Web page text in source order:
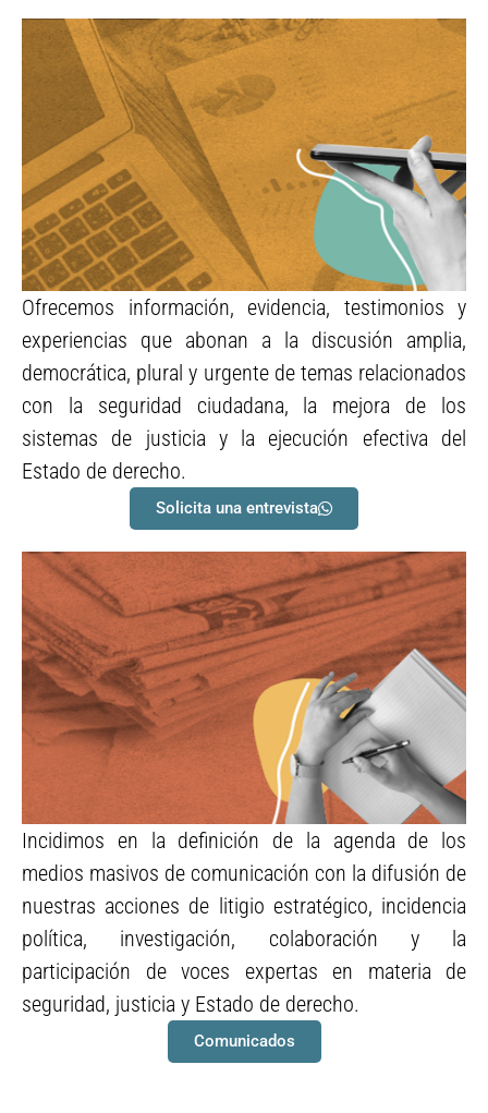
Detonamos diálogos
necesarios en la opinión
pública
Ofrecemos información, evidencia, testimonios y
experiencias que abonan a la discusión amplia,
democrática, plural y urgente de temas relacionados
con la seguridad ciudadana, la mejora de los
sistemas de justicia y la ejecución efectiva del
Estado de derecho.
Solicita una entrevista
Posicionamos temas en la
agenda mediática
Incidimos en la definición de la agenda de los
medios masivos de comunicación con la difusión de
nuestras acciones de litigio estratégico, incidencia
política, investigación, colaboración y la
participación de voces expertas en materia de
seguridad, justicia y Estado de derecho.
Comunicados